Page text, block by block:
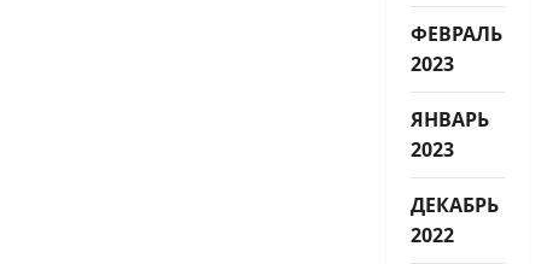
ФЕВРАЛЬ
2023
ЯНВАРЬ
2023
ДЕКАБРЬ
2022